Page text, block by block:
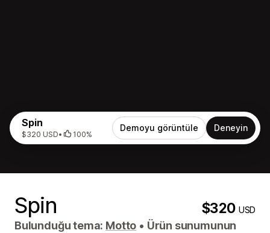
Spin
$320 USD• 100%
Demoyu görüntüle Deneyin
Spin $320USD
Bulunduğu tema: Motto • Ürün sunumunun